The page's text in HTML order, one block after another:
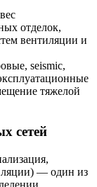
отделок,
вентиляции и
seismic,
тяжелой
сетей
— один из